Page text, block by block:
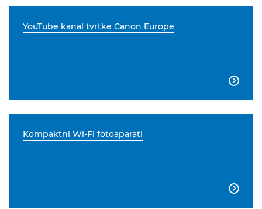
YouTube kanal tvrtke Canon Europe

Kompaktni Wi-Fi fotoaparati
